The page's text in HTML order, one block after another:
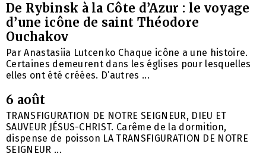
De Rybinsk à la Côte d’Azur : le voyage
d’une icône de saint Théodore
Ouchakov
Par Anastasiia Lutcenko Chaque icône a une histoire.
Certaines demeurent dans les églises pour lesquelles
elles ont été créées. D’autres ...
6 août
TRANSFIGURATION DE NOTRE SEIGNEUR, DIEU ET
SAUVEUR JÉSUS-CHRIST. Carême de la dormition,
dispense de poisson LA TRANSFIGURATION DE NOTRE
SEIGNEUR ...